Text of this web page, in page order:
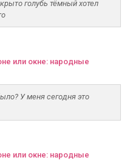
голубь тёмный хотел
или окне: народные
У меня сегодня это
или окне: народные